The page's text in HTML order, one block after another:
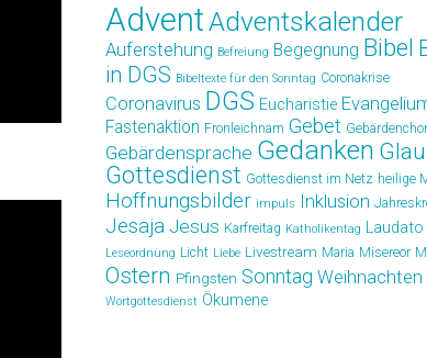
AdventAdventskalender
Auferstehung Befreiung Begegnung Bibel
in DGS Bibeltexte für den Sonntag Coronakrise
Coronavirus DGS Eucharistie
Fastenaktion Fronleichnam Gebet
Gebärdensprache Gedanken
Gottesdienst Gottesdienst im Netz heilige
Hoffnungsbilder impuls Inklusion
Jesaja Jesus Karfreitag Katholikentag Laudato
Leseordnung Licht Liebe Livestream Maria Misereor
Ostern Pfingsten Sonntag Weihnachten
Wortgottesdienst Ökumene